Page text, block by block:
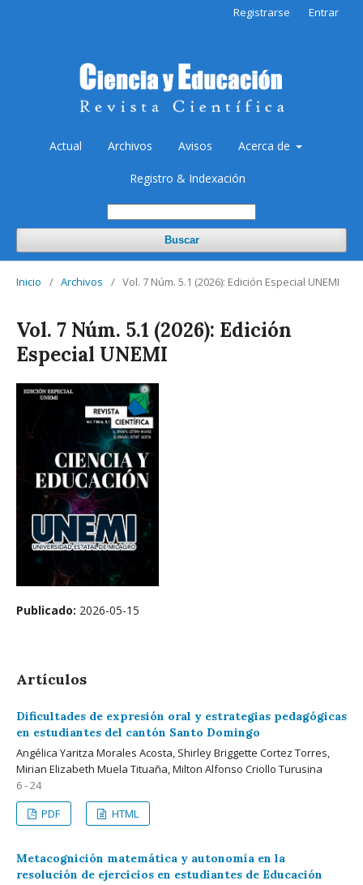
Actual Archivos Avisos Acerca de
Registro & Indexación
Buscar
Registrarse Entrar
Inicio / Archivos / Vol. 7 Núm. 5.1 (2026): Edición Especial UNEMI
Vol. 7 Núm. 5.1 (2026): Edición
Especial UNEMI
Publicado: 2026-05-15
Artículos
Dificultades de expresión oral y estrategias pedagógicas
en estudiantes del cantón Santo Domingo
Angélica Yaritza Morales Acosta, Shirley Briggette Cortez Torres,
Mirian Elizabeth Muela Tituaña, Milton Alfonso Criollo Turusina
6 - 24
PDF
HTML
Metacognición matemática y autonomía en la
resolución de ejercicios en estudiantes de Educación